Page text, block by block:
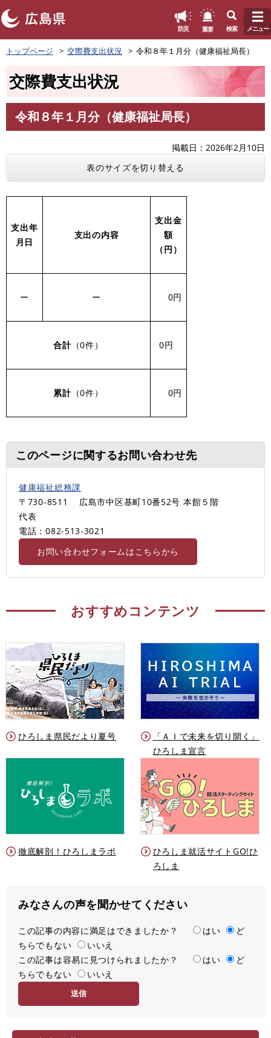
ペ
ー
頭
す
防災 重要 検索 メニュー
トップページ 交際費支出状況 令和８年１月分（健康福祉局長）
交際費支出状況
文
令和８年１月分（健康福祉局長）
掲載日
2026年2月10日
表のサイズを切り替える
支出年
月日
支出の内容
支出金
額
（円）
ー ー 0円
合計（0件） 0円
累計（0件） 0円
このページに関するお問い合わせ先
健康福祉総務課
〒730-8511
広島市中区基町10番52号 本館５階
代表
電話：082-513‐3021
お問い合わせフォームはこちらから
おすすめコンテンツ
ひろしま県民だより夏号
「ＡＩで未来を切り開く」
ひろしま宣言
徹底解剖！ひろしまラボ
ひろしま就活サイトGO!ひ
ろしま
みなさんの声を聞かせてください
満
足
度
この記事の内容に満足はできましたか？ はい
ど
ちらでもない
いいえ
容
易
この記事は容易に見つけられましたか？ はい
ど
ちらでもない
いいえ